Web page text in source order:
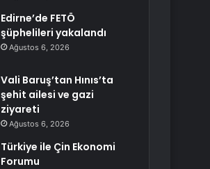
Edirne’de FETÖ
şüphelileri yakalandı
Ağustos 6, 2026
Vali Baruş’tan Hınıs’ta
şehit ailesi ve gazi
ziyareti
Ağustos 6, 2026
Türkiye ile Çin Ekonomi
Forumu